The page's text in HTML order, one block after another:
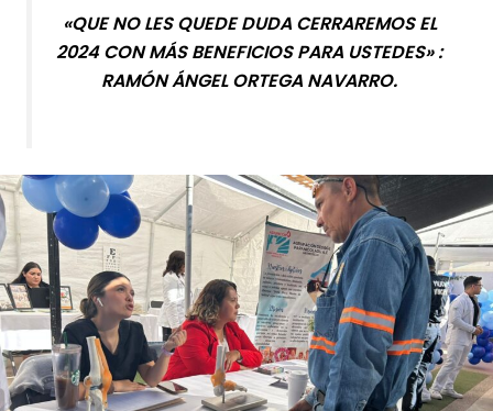
«QUE NO LES QUEDE DUDA CERRAREMOS EL
2024 CON MÁS BENEFICIOS PARA USTEDES» :
RAMÓN ÁNGEL ORTEGA NAVARRO.